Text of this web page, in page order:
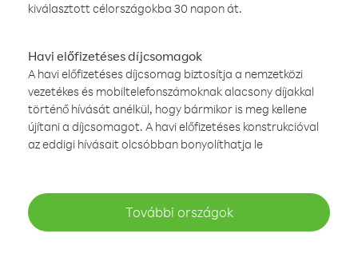
kiválasztott célországokba 30 napon át.
Havi előfizetéses díjcsomagok
A havi előfizetéses díjcsomag biztosítja a nemzetközi
vezetékes és mobiltelefonszámoknak alacsony díjakkal
történő hívását anélkül, hogy bármikor is meg kellene
újítani a díjcsomagot. A havi előfizetéses konstrukcióval
az eddigi hívásait olcsóbban bonyolíthatja le
További országok